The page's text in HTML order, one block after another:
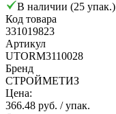
В наличии (25 упак.)
Код товара
331019823
Артикул
UTORM3110028
Бренд
СТРОЙМЕТИЗ
Цена:
366.48 руб. / упак.